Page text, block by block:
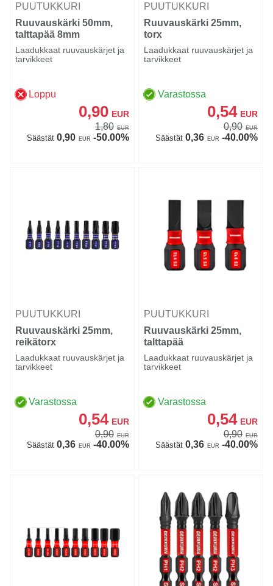
PUUTUKKURI
Ruuvauskärki 50mm,
talttapää 8mm
Laadukkaat ruuvauskärjet ja
tarvikkeet
Loppu
0,90 EUR
1,80 EUR
Säästät0,90 EUR -50.00%
PUUTUKKURI
Ruuvauskärki 25mm,
torx
Laadukkaat ruuvauskärjet ja
tarvikkeet
Varastossa
0,54 EUR
0,90 EUR
Säästät0,36 EUR -40.00%
PUUTUKKURI
Ruuvauskärki 25mm,
reikätorx
Laadukkaat ruuvauskärjet ja
tarvikkeet
Varastossa
0,54 EUR
0,90 EUR
Säästät0,36 EUR -40.00%
PUUTUKKURI
Ruuvauskärki 25mm,
talttapää
Laadukkaat ruuvauskärjet ja
tarvikkeet
Varastossa
0,54 EUR
0,90 EUR
Säästät0,36 EUR -40.00%